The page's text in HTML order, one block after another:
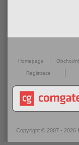
Homepage
Registrace
Copyright © 2007 - 2026